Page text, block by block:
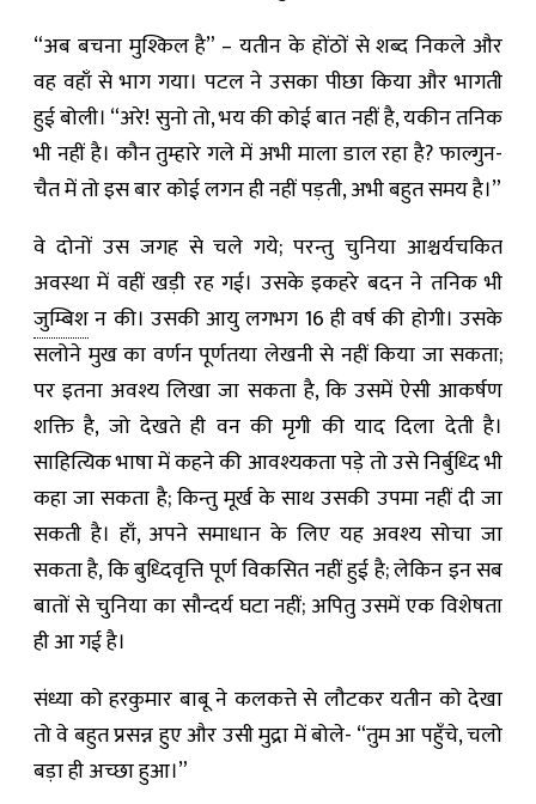
“अब बचना मुश्किल है” – यतीन के होंठों से शब्द निकले और
वह वहाँ से भाग गया। पटल ने उसका पीछा किया और भागती
हुई बोली। “अरे! सुनो तो, भय की कोई बात नहीं है, यकीन तनिक
भी नहीं है। कौन तुम्हारे गले में अभी माला डाल रहा है? फाल्गुन-
चैत में तो इस बार कोई लगन ही नहीं पड़ती, अभी बहुत समय है।”
वे दोनों उस जगह से चले गये; परन्तु चुनिया आश्चर्यचकित
अवस्था में वहीं खड़ी रह गई। उसके इकहरे बदन ने तनिक भी
जुम्बिशन की। उसकी आयु लगभग 16 ही वर्ष की होगी। उसके
सलोने मुख का वर्णन पूर्णतया लेखनी से नहीं किया जा सकता;
पर इतना अवश्य लिखा जा सकता है, कि उसमें ऐसी आकर्षण
शक्ति है, जो देखते ही वन की मृगी की याद दिला देती है।
साहित्यिक भाषा में कहने की आवश्यकता पड़े तो उसे निर्बुध्दि भी
कहा जा सकता है; किन्तु मूर्ख के साथ उसकी उपमा नहीं दी जा
सकती है। हाँ, अपने समाधान के लिए यह अवश्य सोचा जा
सकता है, कि बुध्दिवृत्ति पूर्ण विकसित नहीं हुई है; लेकिन इन सब
बातों से चुनिया का सौन्दर्य घटा नहीं; अपितु उसमें एक विशेषता
ही आ गई है।
संध्या को हरकुमार बाबू ने कलकत्ते से लौटकर यतीन को देखा
तो वे बहुत प्रसन्न हुए और उसी मुद्रा में बोले- “तुम आ पहुँचे, चलो
बड़ा ही अच्छा हुआ।”